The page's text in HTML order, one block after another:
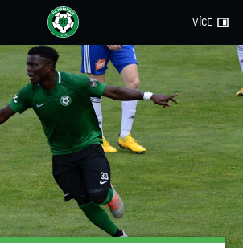
VÍCE